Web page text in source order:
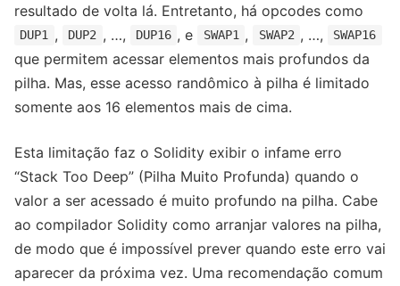
resultado de volta lá. Entretanto, há opcodes como
DUP1 , DUP2 , …, DUP16 , e SWAP1 , SWAP2 , …, SWAP16
que permitem acessar elementos mais profundos da
pilha. Mas, esse acesso randômico à pilha é limitado
somente aos 16 elementos mais de cima.
Esta limitação faz o Solidity exibir o infame erro
“Stack Too Deep” (Pilha Muito Profunda) quando o
valor a ser acessado é muito profundo na pilha. Cabe
ao compilador Solidity como arranjar valores na pilha,
de modo que é impossível prever quando este erro vai
aparecer da próxima vez. Uma recomendação comum